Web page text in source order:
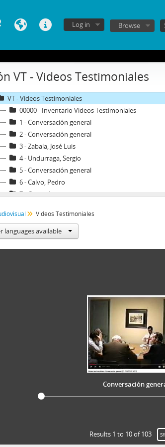
Log in Browse
VT - Videos Testimoniales
VT - Videos Testimoniales
00000 - Inventario Videos Testimoniales
1 - Conversación general
2 - Conversación general
3 - Zabala, José Luis
4 - Undurraga, Sergio
5 - Conversación general
6 - Calvo, Pedro
7 - Cauas, Jorge
9 - De Castro, Sergio
10 - Baraona, Pablo
11 - Merino, José Toribio
22 - Méndez, Juan Carlos
24 - Yovane, Arturo
27 - Cubillos, Hernán (III)
Videos Testimoniales
languages available
Conversación
Results 1 to 10 of 103